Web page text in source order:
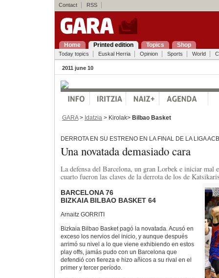
Contact RSS
Home Printed edition Topics Shop
Today topics Euskal Herria Opinion Sports World
2011 june 10
GARA> Idatzia > Kirolak> Bilbao Basket
DERROTA EN SU ESTRENO EN LA FINAL DE LA LIGA ACB
Una novatada demasiado cara
La defensa del Barcelona, un gran Lorbek e iniciar mal
cuarto fueron las claves de la derrota de los de
BARCELONA 76
BIZKAIA BILBAO BASKET 64
Arnaitz GORRITI
Bizkaia Bilbao Basket pagó la novatada. Acusó en
exceso los nervios del inicio, y aunque después
arrimó su nivel a lo que viene exhibiendo en estos
play offs, jamás pudo con un Barcelona que
defendió con fiereza e hizo añicos a su rival en el
primer y tercer período.